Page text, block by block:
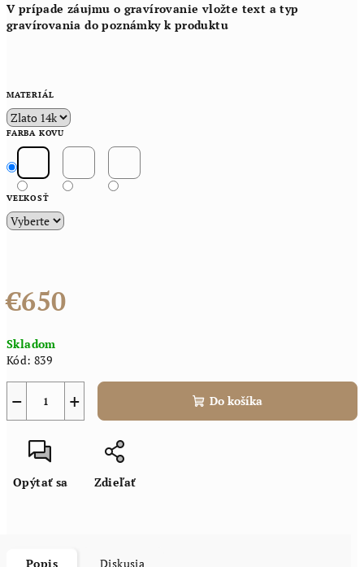
V prípade záujmu o gravírovanie vložte text a typ
gravírovania do poznámky k produktu
MATERIÁL
FARBA KOVU
VEĽKOSŤ
€650
cena:
Skladom
Kód: 839
+
− Do košíka
Opýtať sa Zdieľať
Popis Diskusia